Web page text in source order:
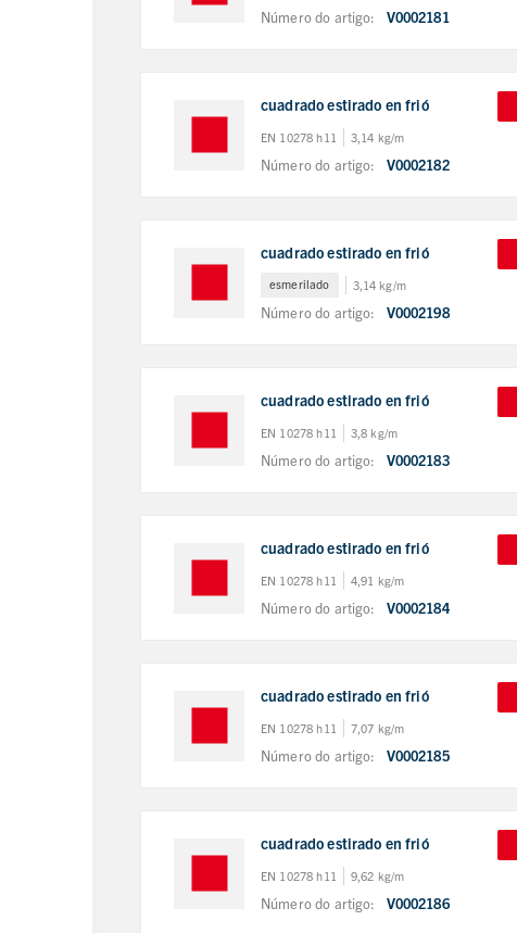
Número do artigo: V0002181
cuadrado estirado en frió
EN 10278 h11 3,14 kg/m
Número do artigo: V0002182
cuadrado estirado en frió
esmerilado 3,14 kg/m
Número do artigo: V0002198
cuadrado estirado en frió
EN 10278 h11 3,8 kg/m
Número do artigo: V0002183
cuadrado estirado en frió
EN 10278 h11 4,91 kg/m
Número do artigo: V0002184
cuadrado estirado en frió
EN 10278 h11 7,07 kg/m
Número do artigo: V0002185
cuadrado estirado en frió
EN 10278 h11 9,62 kg/m
Número do artigo: V0002186